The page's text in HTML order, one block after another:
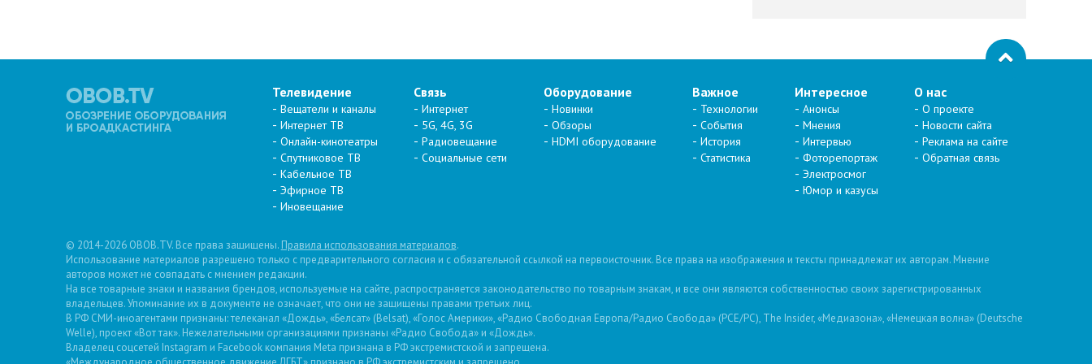
Телевидение
Вещатели и каналы
Интернет ТВ
Онлайн-кинотеатры
Спутниковое ТВ
Кабельное ТВ
Эфирное ТВ
Иновещание
Связь
Интернет
5G, 4G, 3G
Радиовещание
Социальные сети
Оборудование
Новинки
Обзоры
HDMI оборудование
Важное
Технологии
События
История
Статистика
Интересное
Анонсы
Мнения
Интервью
Фоторепортаж
Электросмог
Юмор и казусы
О нас
О проекте
Новости сайта
Реклама на сайте
Обратная связь
© 2014-2026 OBOB.TV. Все права защищены. Правила использования материалов.
Использование материалов разрешено только с предварительного согласия и с обязательной ссылкой на первоисточник. Все права на изображения и тексты принадлежат их авторам. Мнение
авторов может не совпадать с мнением редакции.
На все товарные знаки и названия брендов, используемые на сайте, распространяется законодательство по товарным знакам, и все они являются собственностью своих зарегистрированных
владельцев. Упоминание их в документе не означает, что они не защищены правами третьих лиц.
В РФ СМИ-иноагентами признаны: телеканал «Дождь», «Белсат» (Belsat), «Голос Америки», «Радио Свободная Европа/Радио Свобода» (PCE/PC), The Insider, «Медиазона», «Немецкая волна» (Deutsche
Welle), проект «Вот так». Нежелательными организациями признаны «Радио Свобода» и «Дождь».
Владелец соцсетей Instagram и Facebook компания Metа признана в РФ экстремистской и запрещена.